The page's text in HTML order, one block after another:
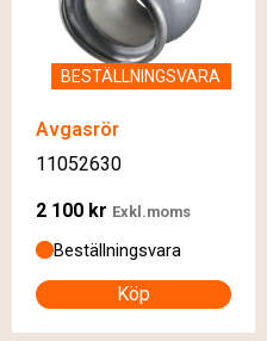
BESTÄLLNINGSVARA
Avgasrör
11052630
2 100 kr Exkl.moms
Beställningsvara
Köp